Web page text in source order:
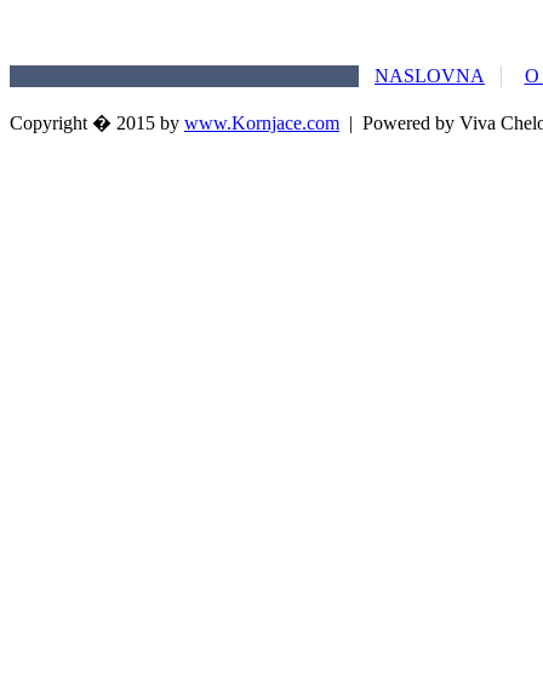
NASLOVNA
Copyright � 2015 by www.Kornjace.com | Powered by Viva